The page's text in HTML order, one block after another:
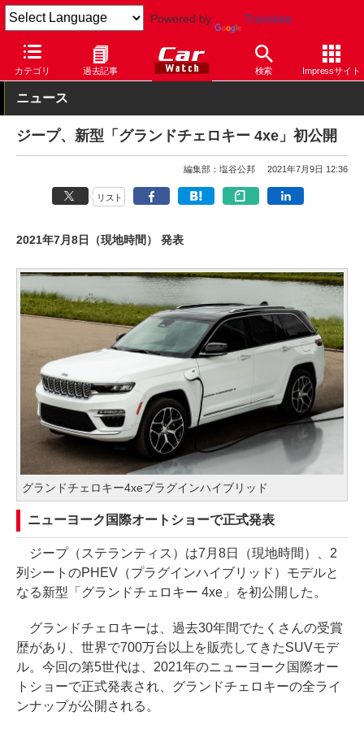
Powered by Translate
カテゴリ 過去記事 検索 Impressサイト
Car Watch 自動車 ジープ グランドチェロキー
ニュース
ジープ、新型「グランドチェロキー 4xe」初公開
編集部：塩谷公邦 2021年7月9日 12:36
リスト
2021年7月8日（現地時間） 発表
グランドチェロキー4xeプラグインハイブリッド
ニューヨーク国際オートショーで正式発表
ジープ（ステランティス）は7月8日（現地時間）、2
列シートのPHEV（プラグインハイブリッド）モデルと
なる新型「グランドチェロキー 4xe」を初公開した。
グランドチェロキーは、過去30年間でたくさんの受賞
歴があり、世界で700万台以上を販売してきたSUVモデ
ル。今回の第5世代は、2021年のニューヨーク国際オー
トショーで正式発表され、グランドチェロキーの全ライ
ンナップが公開される。